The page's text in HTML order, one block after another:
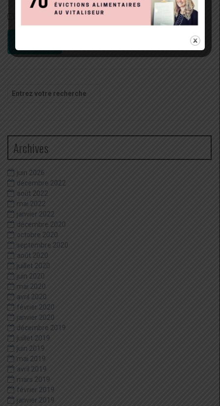
Rester connecté
Recherche
pour
Archives
juin 2026
décembre 2022
août 2022
mai 2022
janvier 2022
décembre 2020
octobre 2020
septembre 2020
août 2020
juillet 2020
juin 2020
mai 2020
avril 2020
février 2020
janvier 2020
décembre 2019
juillet 2019
juin 2019
mai 2019
avril 2019
mars 2019
février 2019
janvier 2019